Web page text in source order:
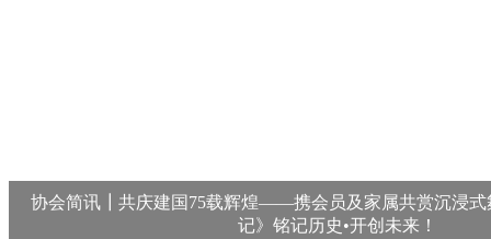
协会简讯┃共庆建国75载辉煌——携会员及家属共赏沉浸式
记》铭记历史•开创未来！